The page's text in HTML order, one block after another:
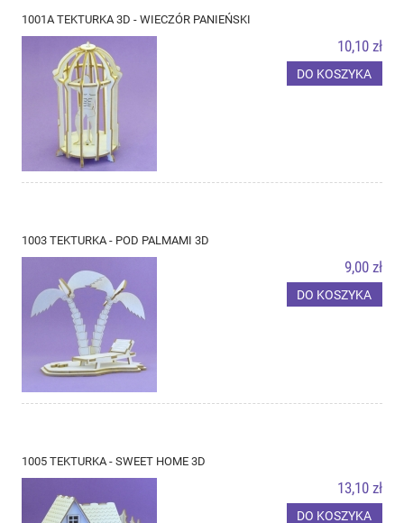
1001A TEKTURKA 3D - WIECZÓR PANIEŃSKI
10,10 zł
DO KOSZYKA
1003 TEKTURKA - POD PALMAMI 3D
9,00 zł
DO KOSZYKA
1005 TEKTURKA - SWEET HOME 3D
13,10 zł
DO KOSZYKA